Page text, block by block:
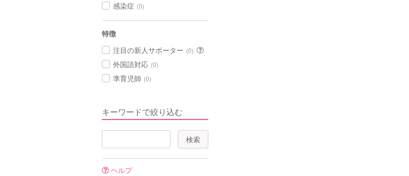
感染症 (0)
特徴
注目の新人サポーター (0)
外国語対応 (0)
準育児師 (0)
キーワードで絞り込む
ヘルプ